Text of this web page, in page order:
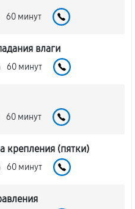
60 минут
влаги
60 минут
60 минут
крепления (пятки)
60 минут